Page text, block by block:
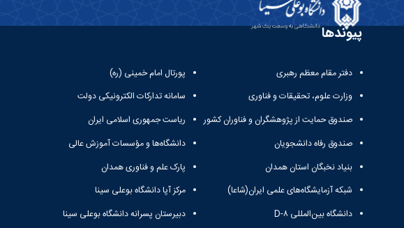
پیوندها
دفتر مقام معظم رهبری
وزارت علوم، تحقیقات و فناوری
صندوق حمایت از پژوهشگران و فناوران کشور
صندوق رفاه دانشجویان
بنیاد نخبگان استان همدان
شبکه آزمایشگاه‌های علمی ایران(شاعا)
دانشگاه بین‌المللی D-۸
پورتال امام خمینی (ره)
سامانه تدارکات الکترونیکی دولت
ریاست جمهوری اسلامی ایران
دانشگاه‌ها و مؤسسات آموزش عالی
پارک علم و فناوری همدان
مرکز آپا دانشگاه بوعلی سینا
دبیرستان پسرانه دانشگاه بوعلی سینا